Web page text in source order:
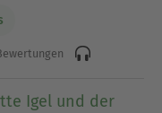
Igel und der